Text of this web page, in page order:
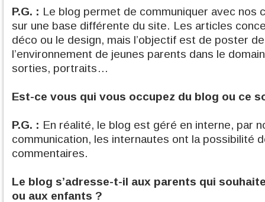
P.G. : Le blog permet de communiquer avec nos
sur une base différente du site. Les articles
déco ou le design, mais l’objectif est de poster
l’environnement de jeunes parents dans le
sorties, portraits…
Est-ce vous qui vous occupez du blog ou ce
P.G. : En réalité, le blog est géré en interne, par
communication, les internautes ont la possibilité
commentaires.
Le blog s’adresse-t-il aux parents qui
ou aux enfants ?